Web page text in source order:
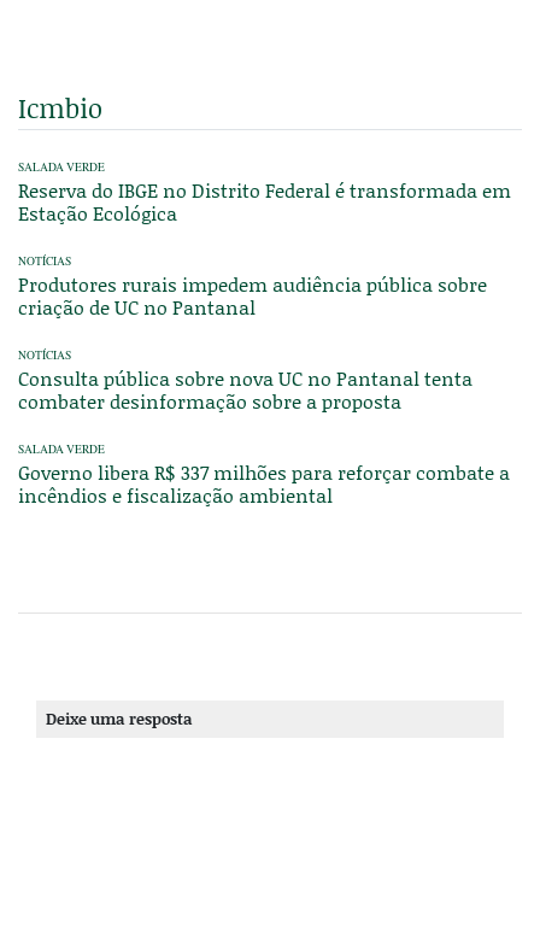
Icmbio
SALADA VERDE
Reserva do IBGE no Distrito Federal é transformada em
Estação Ecológica
NOTÍCIAS
Produtores rurais impedem audiência pública sobre
criação de UC no Pantanal
NOTÍCIAS
Consulta pública sobre nova UC no Pantanal tenta
combater desinformação sobre a proposta
SALADA VERDE
Governo libera R$ 337 milhões para reforçar combate a
incêndios e fiscalização ambiental
Deixe uma resposta